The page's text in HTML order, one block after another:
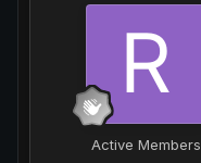
Active Members